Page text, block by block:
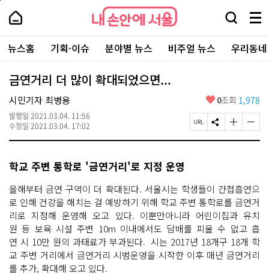
본
로
가
내
손
안
에
서
울
-
서
울
시
대
표
소
포
털
내
손
에
울
검
창
열
기
메
뉴
전
체
보
주
요
서
뉴스홈 기획·이슈 분야별 뉴스 비주얼 뉴스 우리동
금연거리 더 많이 확대되었으면...
시민기자 최병용
발행일 2021.03.04. 11:56
수정일 2021.03.04. 17:02
좋
요
0조회 1,978
페
이
복
사
S
N
기
글
자
변
경
하
기
글
자
변
경
하
기
학교 주변 통학로 '금연거리'로 지정 운영
올해부터 금연 구역이 더 확대된다. 서울시는 학생들이 간접흡연으
로 인해 건강을 해치는 걸 예방하기 위해 학교 주변 통학로를 금연거
리로 지정해 운영해 오고 있다. 이뿐만아니라 어린이집과 유치
원 등 보육 시설 주변 10m 이내에서도 담배를 피울 수 없고 흡
연 시 10만 원의 과태료가 부과된다. 시는 2017년 18개구 18개 학
교 주변 거리에서 금연거리 시범운영을 시작한 이후 매년 금연거리
를 추가, 확대해 오고 있다.
페
상
단
로